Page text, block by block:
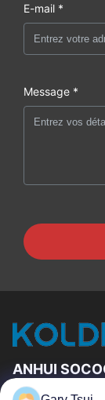
E-mail *
Message *
ANHUI